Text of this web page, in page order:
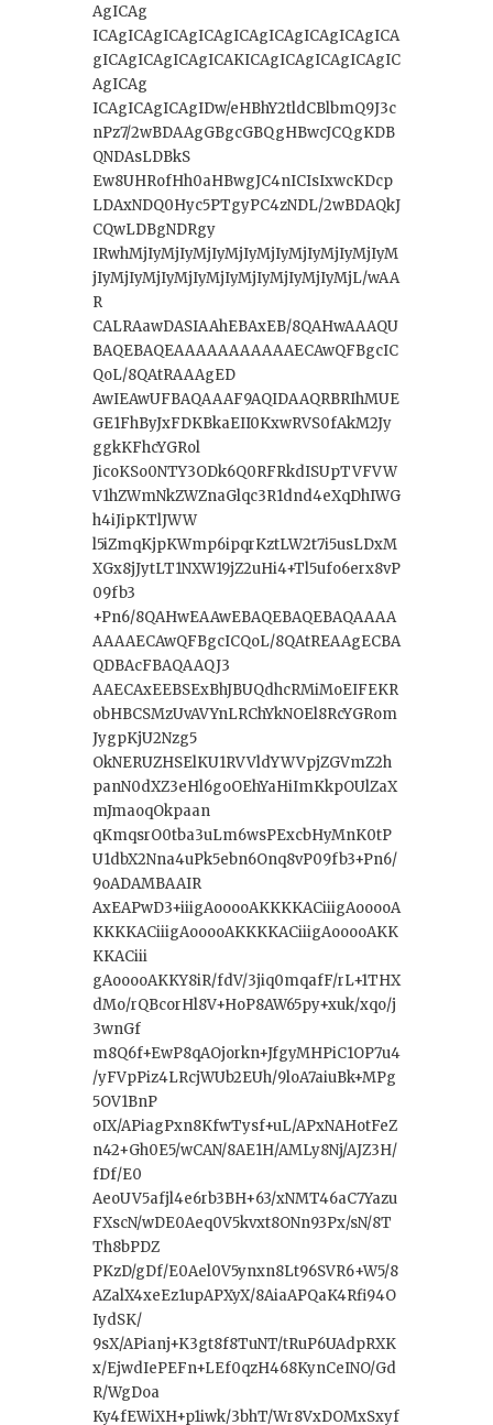
AgICAg
ICAgICAgICAgICAgICAgICAgICAgICAgICA
gICAgICAgICAgICAKICAgICAgICAgICAgIC
AgICAg
ICAgICAgICAgIDw/eHBhY2tldCBlbmQ9J3c
nPz7/2wBDAAgGBgcGBQgHBwcJCQgKDB
QNDAsLDBkS
Ew8UHRofHh0aHBwgJC4nICIsIxwcKDcp
LDAxNDQ0Hyc5PTgyPC4zNDL/2wBDAQkJ
CQwLDBgNDRgy
IRwhMjIyMjIyMjIyMjIyMjIyMjIyMjIyMjIyM
jIyMjIyMjIyMjIyMjIyMjIyMjIyMjIyMjL/wAA
R
CALRAawDASIAAhEBAxEB/8QAHwAAAQU
BAQEBAQEAAAAAAAAAAAECAwQFBgcIC
QoL/8QAtRAAAgED
AwIEAwUFBAQAAAF9AQIDAAQRBRIhMUE
GE1FhByJxFDKBkaEII0KxwRVS0fAkM2Jy
ggkKFhcYGRol
JicoKSo0NTY3ODk6Q0RFRkdISUpTVFVW
V1hZWmNkZWZnaGlqc3R1dnd4eXqDhIWG
h4iJipKTlJWW
l5iZmqKjpKWmp6ipqrKztLW2t7i5usLDxM
XGx8jJytLT1NXW19jZ2uHi4+Tl5ufo6erx8vP
09fb3
+Pn6/8QAHwEAAwEBAQEBAQEBAQAAAA
AAAAECAwQFBgcICQoL/8QAtREAAgECBA
QDBAcFBAQAAQJ3
AAECAxEEBSExBhJBUQdhcRMiMoEIFEKR
obHBCSMzUvAVYnLRChYkNOEl8RcYGRom
JygpKjU2Nzg5
OkNERUZHSElKU1RVVldYWVpjZGVmZ2h
panN0dXZ3eHl6goOEhYaHiImKkpOUlZaX
mJmaoqOkpaan
qKmqsrO0tba3uLm6wsPExcbHyMnK0tP
U1dbX2Nna4uPk5ebn6Onq8vP09fb3+Pn6/
9oADAMBAAIR
AxEAPwD3+iiigAooooAKKKKACiiigAooooA
KKKKACiiigAooooAKKKKACiiigAooooAKK
KKACiii
gAooooAKKY8iR/fdV/3jiq0mqafF/rL+1THX
dMo/rQBcorHl8V+HoP8AW65py+xuk/xqo/j
3wnGf
m8Q6f+EwP8qAOjorkn+JfgyMHPiC1OP7u4
/yFVpPiz4LRcjWUb2EUh/9loA7aiuBk+MPg
5OV1BnP
oIX/APiagPxn8KfwTysf+uL/APxNAHotFeZ
n42+Gh0E5/wCAN/8AE1H/AMLy8Nj/AJZ3H/
fDf/E0
AeoUV5afjl4e6rb3BH+63/xNMT46aC7Yazu
FXscN/wDE0Aeq0V5kvxt8ONn93Px/sN/8T
Th8bPDZ
PKzD/gDf/E0Ael0V5ynxn8Lt96SVR6+W5/8
AZalX4xeEz1upAPXyX/8AiaAPQaK4Rfi94O
IydSK/
9sX/APianj+K3gt8f8TuNT/tRuP6UAdpRXK
x/EjwdIePEFn+LEf0qzH468KynCeINO/Gd
R/WgDoa
Ky4fEWiXH+p1iwk/3bhT/Wr8VxDOMxSxyf